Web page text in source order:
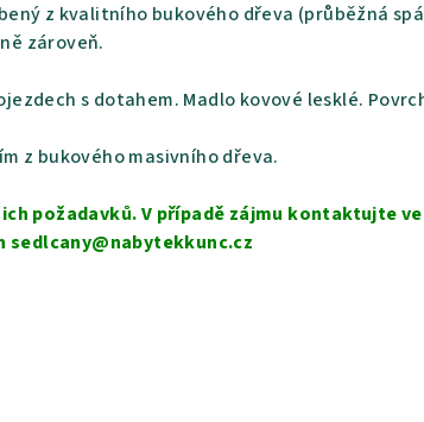
z kvalitního bukového dřeva (průběžná
zároveň.
s dotahem. Madlo kovové lesklé.
z bukového masivního dřeva.
požadavků. V případě zájmu kontaktujte
sedlcany@nabytekkunc.cz